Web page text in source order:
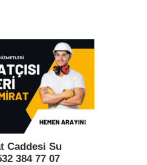
Caddesi Su
384 77 07